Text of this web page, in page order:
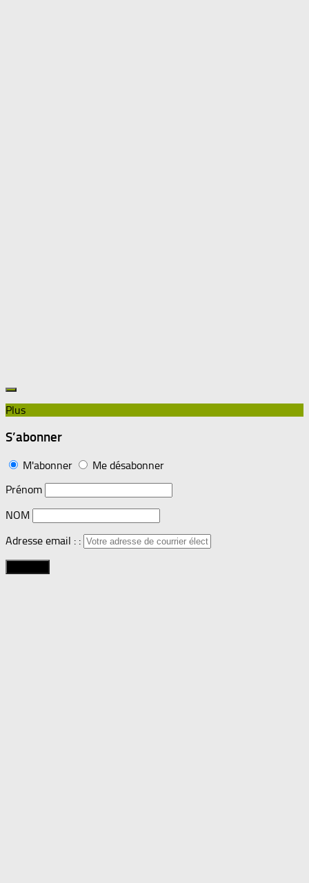
Plus
S’abonner
M'abonner
Me désabonner
Prénom
NOM
Adresse email : :